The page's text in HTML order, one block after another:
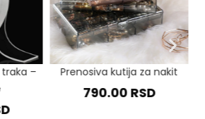
–
Prenosiva kutija za nakit
790.00 RSD